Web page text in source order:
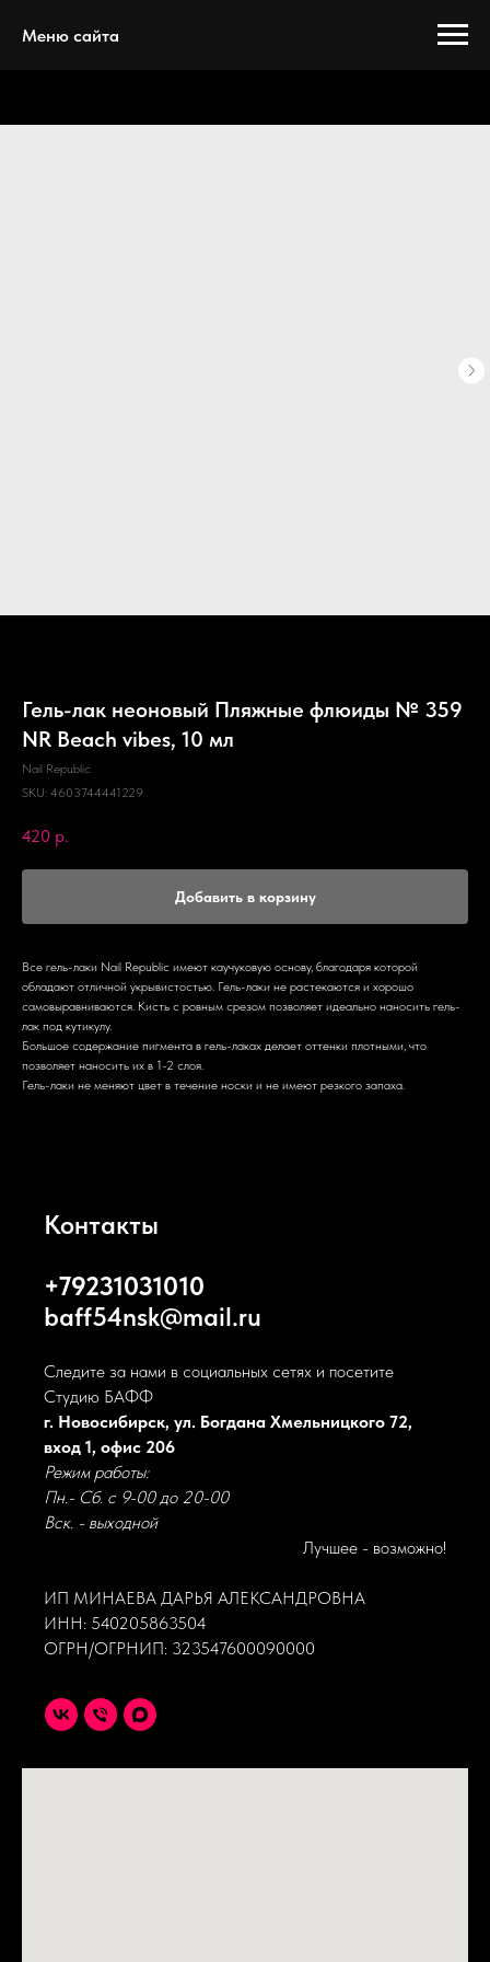
Меню сайта
Гель-лак неоновый Пляжные флюиды № 359
NR Beach vibes, 10 мл
Nail Republic
SKU: 4603744441229
420 р.
Добавить в корзину
Все гель-лаки Nail Republic имеют каучуковую основу, благодаря которой
обладают отличной укрывистостью. Гель-лаки не растекаются и хорошо
самовыравниваются. Кисть с ровным срезом позволяет идеально наносить гель-
лак под кутикулу.
Большое содержание пигмента в гель-лаках делает оттенки плотными, что
позволяет наносить их в 1-2 слоя.
Гель-лаки не меняют цвет в течение носки и не имеют резкого запаха.
Контакты
+79231031010
baff54nsk@mail.ru
Следите за нами в социальных сетях и посетите
Студию БАФФ
г. Новосибирск, ул. Богдана Хмельницкого 72,
вход 1, офис 206
Режим работы:
Пн.- Сб. с 9-00 до 20-00
Вск. - выходной
Лучшее - возможно!
ИП МИНАЕВА ДАРЬЯ АЛЕКСАНДРОВНА
ИНН: 540205863504
ОГРН/ОГРНИП: 323547600090000